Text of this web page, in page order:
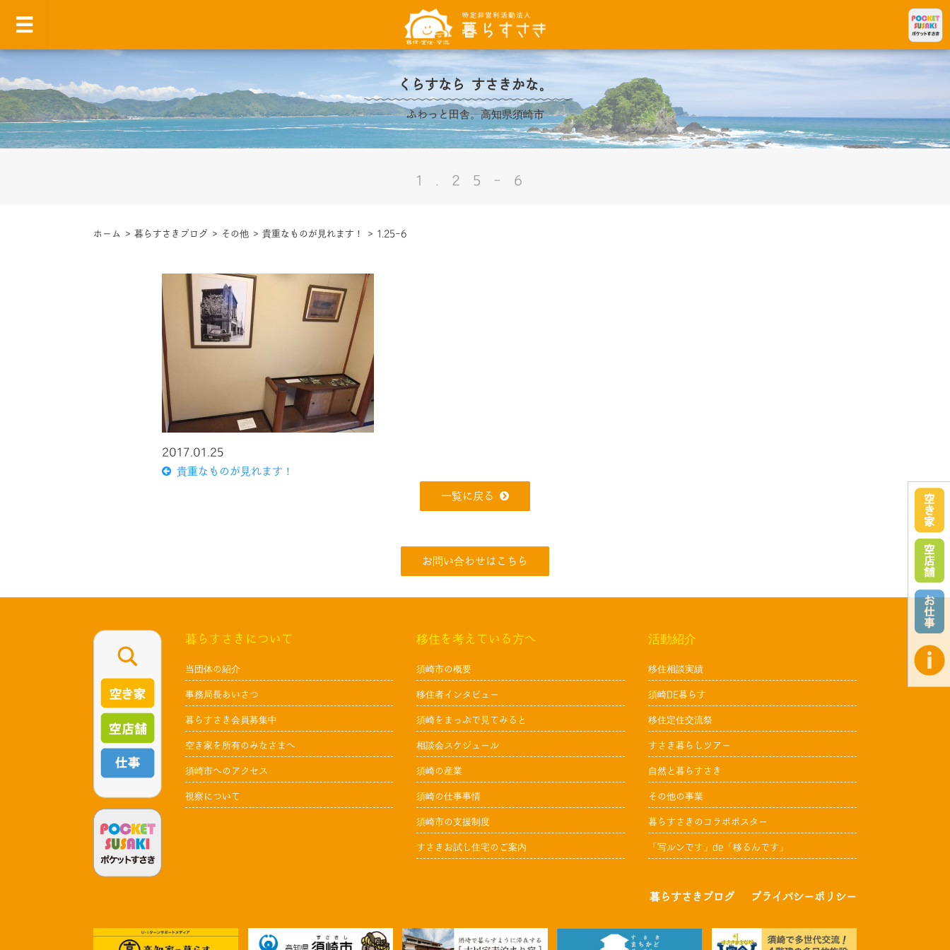
くらすなら すさきかな。
ふわっと田舎。高知県須崎市
1.25-6
ホーム > 暮らすさきブログ > その他 > 貴重なものが見れます！ > 1.25-6
2017.01.25
貴重なものが見れます！
一覧に戻る
お問い合わせはこちら
暮らすさきについて
当団体の紹介
事務局長あいさつ
暮らすさき会員募集中
空き家を所有のみなさまへ
須崎市へのアクセス
視察について
移住を考えている方へ
須崎市の概要
移住者インタビュー
須崎をまっぷで見てみると
相談会スケジュール
須崎の産業
須崎の仕事事情
須崎市の支援制度
すさきお試し住宅のご案内
活動紹介
移住相談実績
須崎DE暮らす
移住定住交流祭
すさき暮らしツアー
自然と暮らすさき
その他の事業
暮らすさきのコラボポスター
「写ルンです」de「移るんです」
暮らすさきブログ プライバシーポリシー